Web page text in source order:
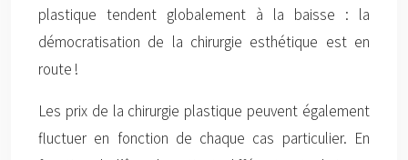
plastique tendent globalement à la baisse : la
démocratisation de la chirurgie esthétique est en
route !
Les prix de la chirurgie plastique peuvent également
fluctuer en fonction de chaque cas particulier. En